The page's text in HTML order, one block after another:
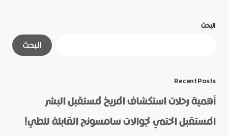
الحقول الإلزامية
البحث
البحث
Recent Posts
أهمية رحلات استكشاف المريخ لمستقبل البشر
المستقبل الحتمي لجوالات سامسونج القابلة للطي!